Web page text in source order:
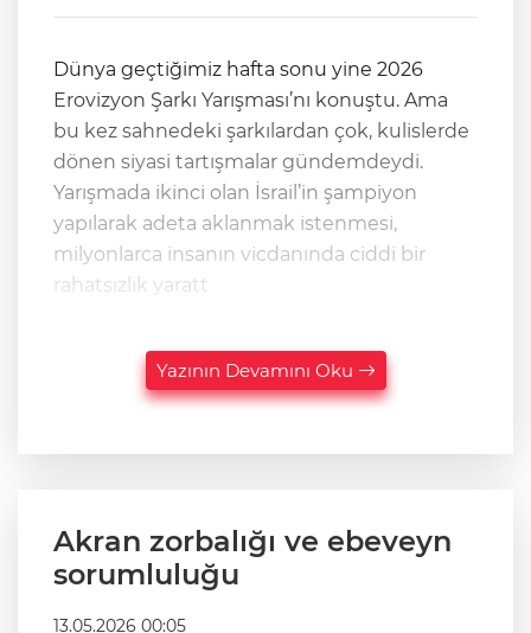
Dünya geçtiğimiz hafta sonu yine 2026
Erovizyon Şarkı Yarışması’nı konuştu. Ama
bu kez sahnedeki şarkılardan çok, kulislerde
dönen siyasi tartışmalar gündemdeydi.
Yarışmada ikinci olan İsrail’in şampiyon
yapılarak adeta aklanmak istenmesi,
milyonlarca insanın vicdanında ciddi bir
rahatsızlık yaratt
Yazının Devamını Oku
Akran zorbalığı ve ebeveyn
sorumluluğu
13.05.2026 00:05